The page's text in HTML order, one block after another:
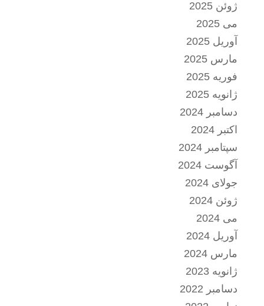
ژوئن 2025
می 2025
آوریل 2025
مارس 2025
فوریه 2025
ژانویه 2025
دسامبر 2024
اکتبر 2024
سپتامبر 2024
آگوست 2024
جولای 2024
ژوئن 2024
می 2024
آوریل 2024
مارس 2024
ژانویه 2023
دسامبر 2022